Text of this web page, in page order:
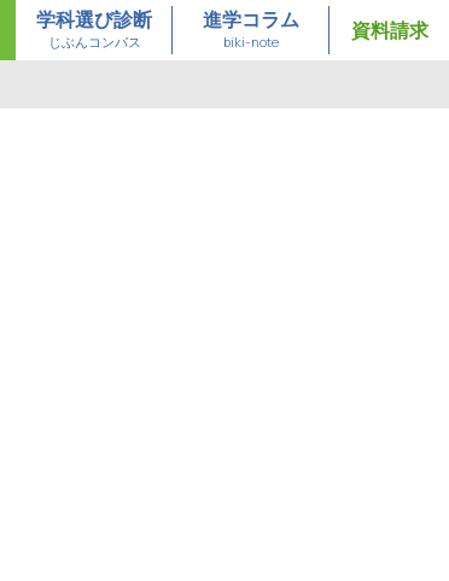
学科選び診断
じぶんコンパス
進学コラム
biki-note
資料請求